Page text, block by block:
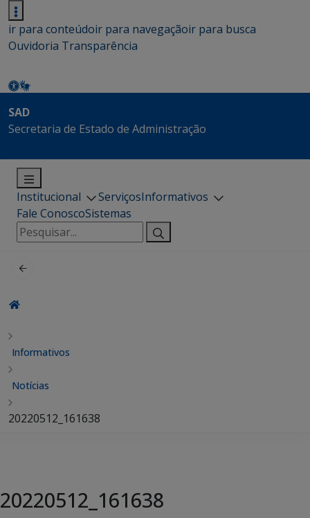
ir para conteúdoir para navegaçãoir para busca
Ouvidoria Transparência
SAD
Secretaria de Estado de Administração
Institucional ServiçosInformativos
Fale ConoscoSistemas
Pesquisar
por:
Informativos
Notícias
20220512_161638
20220512_161638